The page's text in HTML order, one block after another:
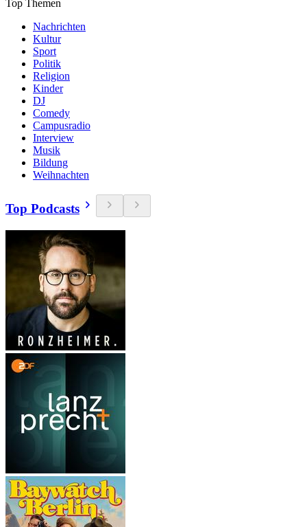
Top Themen
Nachrichten
Kultur
Sport
Politik
Religion
Kinder
DJ
Comedy
Campusradio
Interview
Musik
Bildung
Weihnachten
Top Podcasts